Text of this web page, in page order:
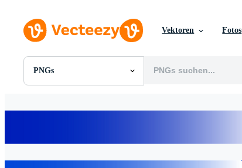
Vektoren Fotos
PNGs
Alle Bilder
PNGs
Vorlagen
Vektoren